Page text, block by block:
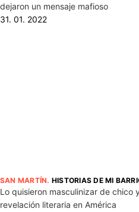
dejaron un mensaje mafioso
31. 01. 2022
SAN MARTÍN. HISTORIAS DE MI
Lo quisieron masculinizar de chico
revelación literaria en América